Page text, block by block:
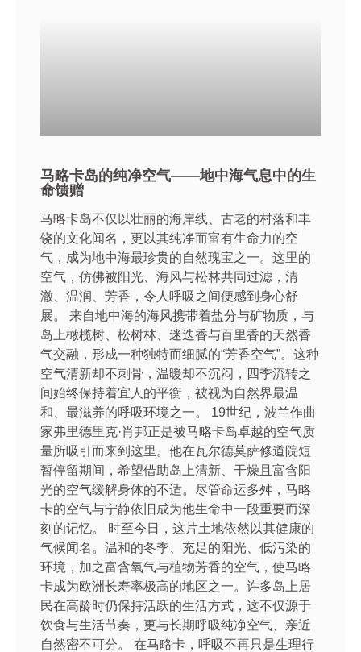
马略卡岛的纯净空气——地中海气息中的生
命馈赠
马略卡岛不仅以壮丽的海岸线、古老的村落和丰
饶的文化闻名，更以其纯净而富有生命力的空
气，成为地中海最珍贵的自然瑰宝之一。这里的
空气，仿佛被阳光、海风与松林共同过滤，清
澈、温润、芳香，令人呼吸之间便感到身心舒
展。 来自地中海的海风携带着盐分与矿物质，与
岛上橄榄树、松树林、迷迭香与百里香的天然香
气交融，形成一种独特而细腻的“芳香空气”。这种
空气清新却不刺骨，温暖却不沉闷，四季流转之
间始终保持着宜人的平衡，被视为自然界最温
和、最滋养的呼吸环境之一。 19世纪，波兰作曲
家弗里德里克·肖邦正是被马略卡岛卓越的空气质
量所吸引而来到这里。他在瓦尔德莫萨修道院短
暂停留期间，希望借助岛上清新、干燥且富含阳
光的空气缓解身体的不适。尽管命运多舛，马略
卡的空气与宁静依旧成为他生命中一段重要而深
刻的记忆。 时至今日，这片土地依然以其健康的
气候闻名。温和的冬季、充足的阳光、低污染的
环境，加之富含氧气与植物芳香的空气，使马略
卡成为欧洲长寿率极高的地区之一。许多岛上居
民在高龄时仍保持活跃的生活方式，这不仅源于
饮食与生活节奏，更与长期呼吸纯净空气、亲近
自然密不可分。 在马略卡，呼吸不再只是生理行